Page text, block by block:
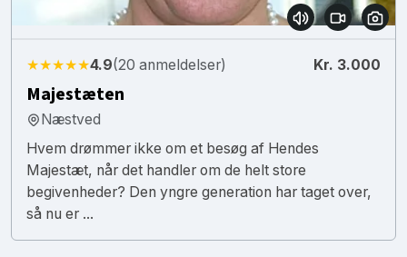
★★★★★4.9(20 anmeldelser) Kr. 3.000
Majestæten
Næstved
Hvem drømmer ikke om et besøg af Hendes
Majestæt, når det handler om de helt store
begivenheder? Den yngre generation har taget over,
så nu er ...